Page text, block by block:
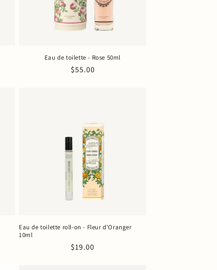
Eau de toilette - Rose 50ml
Prix
$55.00
Eau de toilette roll-on - Fleur d'Oranger
10ml
Prix
$19.00